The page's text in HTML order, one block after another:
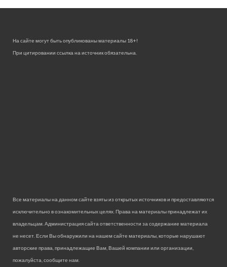
На сайте могут быть опубликованы материалы 18+!
При цитировании ссылка на источник обязательна.
Все материалы на данном сайте взяты из открытых источников и предоставляются
исключительно в ознакомительных целях. Права на материалы принадлежат их
владельцам. Администрация сайта ответственности за содержание материала
не несет. Если Вы обнаружили на нашем сайте материалы, которые нарушают
авторские права, принадлежащие Вам, Вашей компании или организации,
пожалуйста, сообщите нам.